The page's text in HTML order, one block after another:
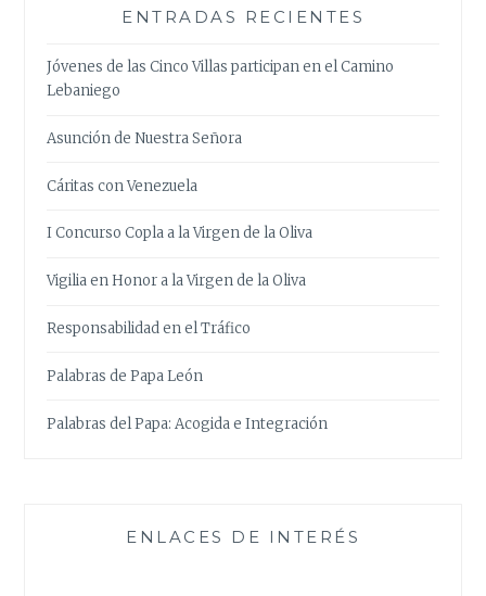
ENTRADAS RECIENTES
Jóvenes de las Cinco Villas participan en el Camino
Lebaniego
Asunción de Nuestra Señora
Cáritas con Venezuela
I Concurso Copla a la Virgen de la Oliva
Vigilia en Honor a la Virgen de la Oliva
Responsabilidad en el Tráfico
Palabras de Papa León
Palabras del Papa: Acogida e Integración
ENLACES DE INTERÉS